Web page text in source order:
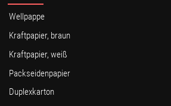
Wellpappe
Kraftpapier, braun
Kraftpapier, weiß
Packseidenpapier
Duplexkarton